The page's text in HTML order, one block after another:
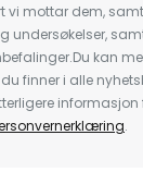
vi mottar dem,
undersøkelser,
kan
finner i alle
.